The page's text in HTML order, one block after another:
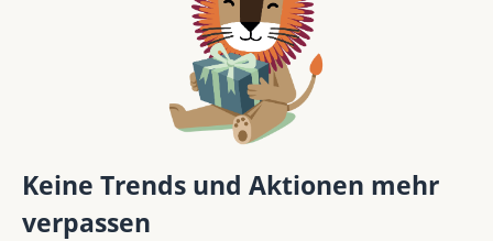
Teile deine Erfahrungen mit anderen Kunden.
Bewertung schreiben
Keine Trends und Aktionen mehr
verpassen